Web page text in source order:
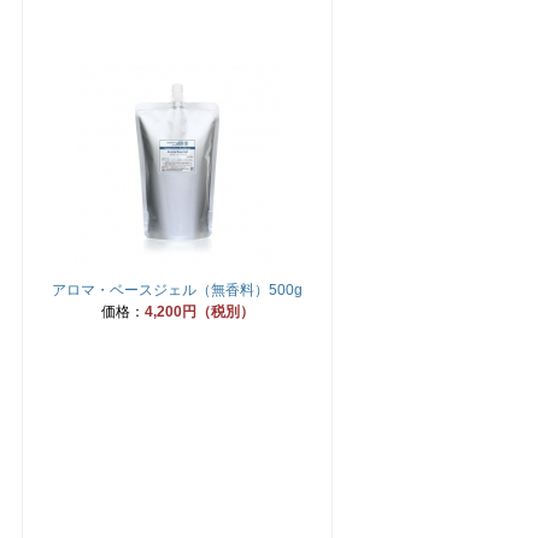
アロマ・ベースジェル（無香料）500g
価格： 4,200円（税別）